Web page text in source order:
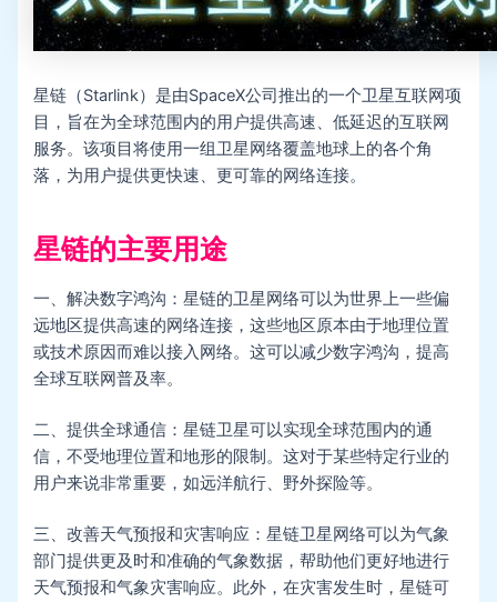
星链（Starlink）是由SpaceX公司推出的一个卫星互联网项
目，旨在为全球范围内的用户提供高速、低延迟的互联网
服务。该项目将使用一组卫星网络覆盖地球上的各个角
落，为用户提供更快速、更可靠的网络连接。
星链的主要用途
一、解决数字鸿沟：星链的卫星网络可以为世界上一些偏
远地区提供高速的网络连接，这些地区原本由于地理位置
或技术原因而难以接入网络。这可以减少数字鸿沟，提高
全球互联网普及率。
二、提供全球通信：星链卫星可以实现全球范围内的通
信，不受地理位置和地形的限制。这对于某些特定行业的
用户来说非常重要，如远洋航行、野外探险等。
三、改善天气预报和灾害响应：星链卫星网络可以为气象
部门提供更及时和准确的气象数据，帮助他们更好地进行
天气预报和气象灾害响应。此外，在灾害发生时，星链可